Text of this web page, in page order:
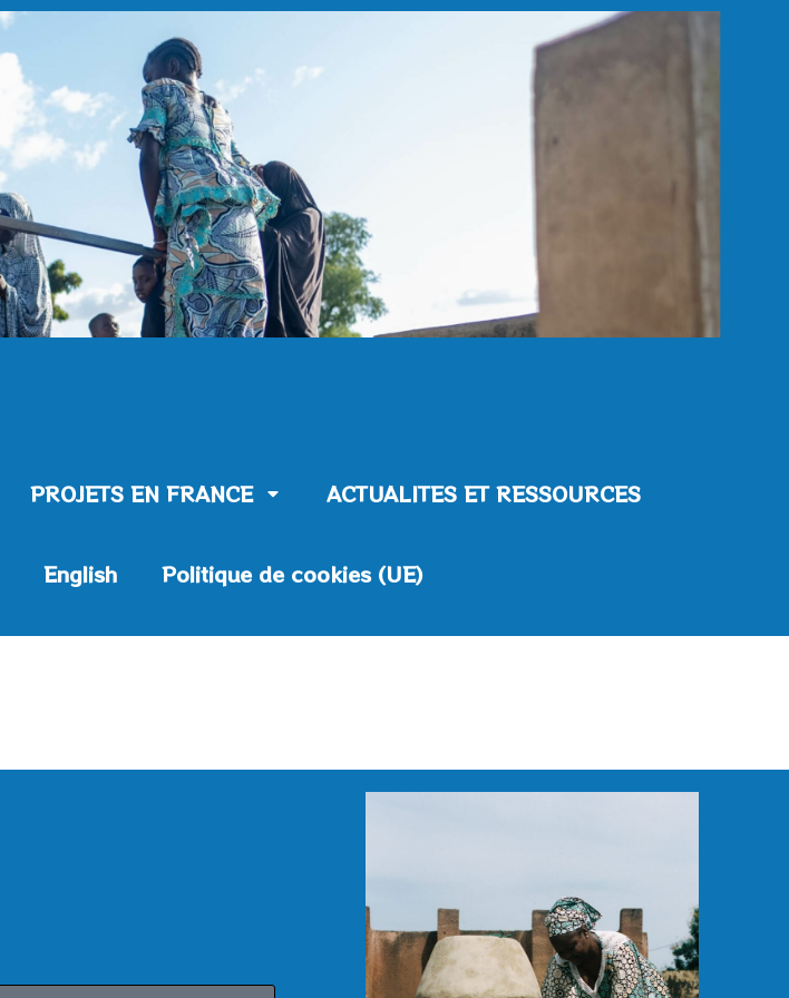
PROJETS EN FRANCE ACTUALITES ET RESSOURCES
English Politique de cookies (UE)